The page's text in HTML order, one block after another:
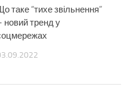
таке “тихе звільнення”
новий тренд у